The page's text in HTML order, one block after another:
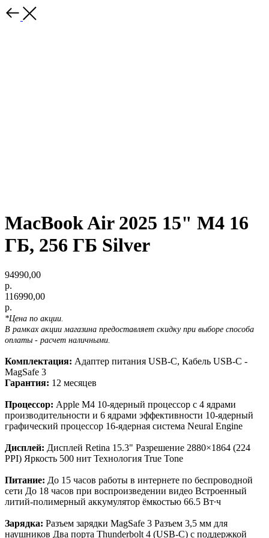
MacBook Air 2025 15" M4 16
ГБ, 256 ГБ Silver
94990,00
р.
116990,00
р.
*Цена по акции.
В рамках акции магазина предоставляет скидку при выборе способа
оплаты - расчет наличными.
Комплектация: Адаптер питания USB-C, Кабель USB-C -
MagSafe 3
Гарантия: 12 месяцев
Процессор: Apple M4 10‑ядерный процессор с 4 ядрами
производительности и 6 ядрами эффективности 10‑ядерный
графический процессор 16‑ядерная система Neural Engine
Дисплей: Дисплей Retina 15.3" Разрешение 2880×1864 (224
PPI) Яркость 500 нит Технология True Tone
Питание: До 15 часов работы в интернете по беспроводной
сети До 18 часов при воспроизведении видео Встроенный
литий‑полимерный аккумулятор ёмкостью 66.5 Вт∙ч
Зарядка: Разъем зарядки MagSafe 3 Разъем 3,5 мм для
наушников Два порта Thunderbolt 4 (USB-C) с поддержкой